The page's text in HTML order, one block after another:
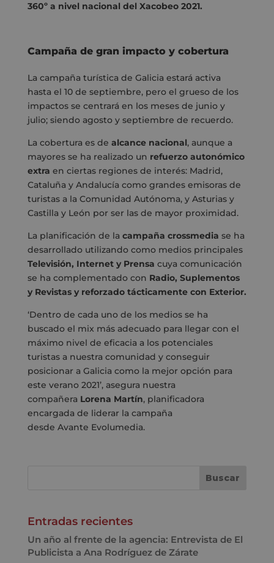
360º a nivel nacional del Xacobeo 2021.
Campaña de gran impacto y cobertura
La campaña turística de Galicia estará activa
hasta el 10 de septiembre, pero el grueso de los
impactos se centrará en los meses de junio y
julio; siendo agosto y septiembre de recuerdo.
La cobertura es de alcance nacional, aunque a
mayores se ha realizado un refuerzo autonómico
extra en ciertas regiones de interés: Madrid,
Cataluña y Andalucía como grandes emisoras de
turistas a la Comunidad Autónoma, y Asturias y
Castilla y León por ser las de mayor proximidad.
La planificación de la campaña crossmedia se ha
desarrollado utilizando como medios principales
Televisión, Internet y Prensa cuya comunicación
se ha complementado con Radio, Suplementos
y Revistas y reforzado tácticamente con Exterior.
‘Dentro de cada uno de los medios se ha
buscado el mix más adecuado para llegar con el
máximo nivel de eficacia a los potenciales
turistas a nuestra comunidad y conseguir
posicionar a Galicia como la mejor opción para
este verano 2021’, asegura nuestra
compañera Lorena Martín, planificadora
encargada de liderar la campaña
desde Avante Evolumedia.
Entradas recientes
Un año al frente de la agencia: Entrevista de El
Publicista a Ana Rodríguez de Zárate